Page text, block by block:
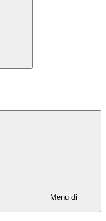
Menu di